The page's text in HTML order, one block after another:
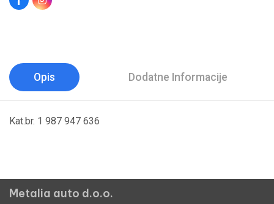
Opis Dodatne Informacije
Kat.br. 1 987 947 636
Metalia auto d.o.o.